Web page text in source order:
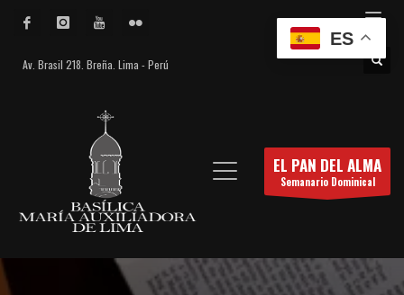
Av. Brasil 218. Breña. Lima - Perú
EL PAN DEL ALMA
Semanario Dominical
ES